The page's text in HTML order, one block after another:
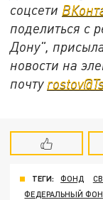
соцсети
поделиться с
Дону",
новости на
почту
ТЕГИ: ФОНД
ФЕДЕРАЛЬНЫЙ